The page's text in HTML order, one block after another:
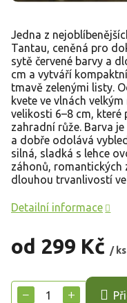
od 299 Kč / ks
cena:
+
−
Jedna z
Tantau, ceněná pro
sytě červené barvy a
cm a vytváří
tmavě zelenými listy.
kvete ve vlnách
velikosti 6–8 cm,
zahradní růže. Barva
a dobře odolává
silná, sladká s lehce
záhonů, romantických
dlouhou trvanlivostí ve
Detailní informace